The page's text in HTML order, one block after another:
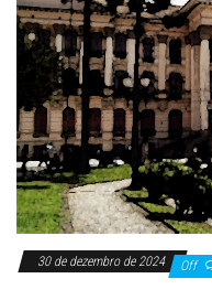
30 de dezembro de 2024 Off